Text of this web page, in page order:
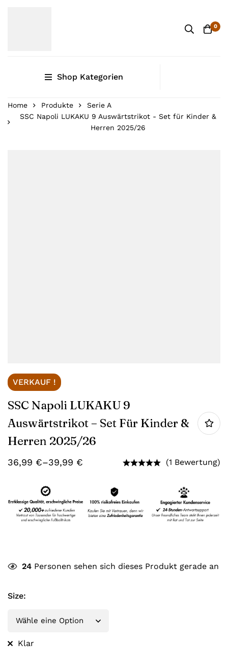
0
Shop Kategorien
Home Produkte
Serie A
SSC Napoli LUKAKU 9 Auswärtstrikot - Set für Kinder &
Herren 2025/26
VERKAUF !
SSC Napoli LUKAKU 9
Auswärtstrikot – Set Für Kinder &
Herren 2025/26
36,99 €–39,99 € (1 Bewertung)
24 Personen sehen sich dieses Produkt gerade an
Size:
Klar